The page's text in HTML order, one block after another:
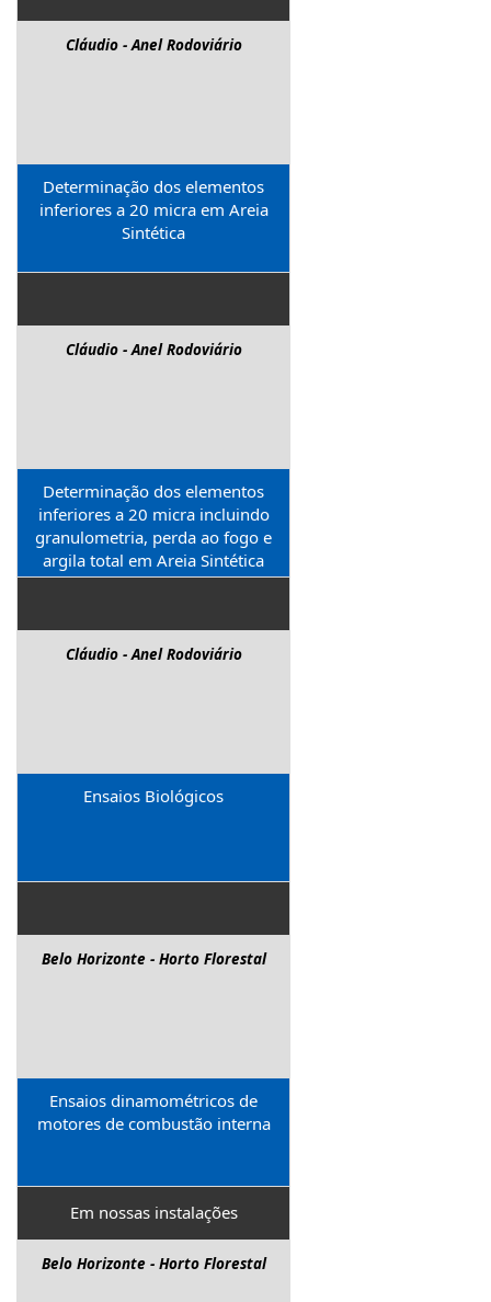
Cláudio - Anel Rodoviário
Determinação dos elementos
inferiores a 20 micra em Areia
Sintética
Cláudio - Anel Rodoviário
Determinação dos elementos
inferiores a 20 micra incluindo
granulometria, perda ao fogo e
argila total em Areia Sintética
Cláudio - Anel Rodoviário
Ensaios Biológicos
Belo Horizonte - Horto Florestal
Ensaios dinamométricos de
motores de combustão interna
Em nossas instalações
Belo Horizonte - Horto Florestal